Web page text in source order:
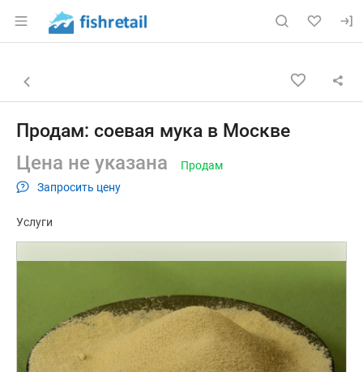
Раздел навигации по сайту fishretail.ru
Объявление: Продам: соевая
Навигация и управление объявлением
Назад к списку объявлений
Продам: соевая мука в Москве
Цена не указана
Запросить цену
Продам
Услуги